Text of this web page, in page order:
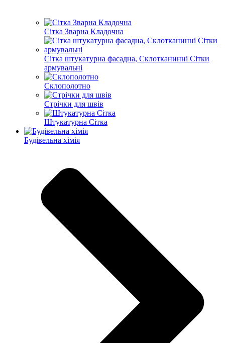
Сітка Зварна Кладочна
Сітка штукатурна фасадна, Склотканинні Сітки
армувальні
Склополотно
Стрічки для швів
Штукатурна Сітка
Будівельна хімія